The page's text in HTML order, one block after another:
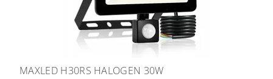
MAXLED H30RS HALOGEN 30W